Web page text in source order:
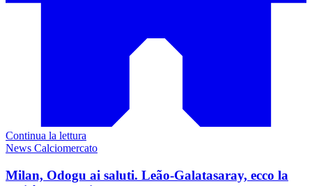
Continua la lettura
News Calciomercato
Milan, Odogu ai saluti. Leão-Galatasaray, ecco la